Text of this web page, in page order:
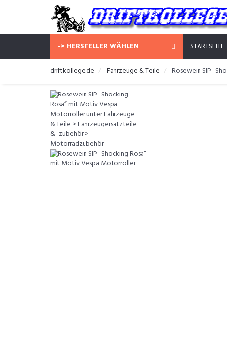
-> HERSTELLER WÄHLEN STARTSEITE
driftkollege.de Fahrzeuge & Teile Rosewein SIP -